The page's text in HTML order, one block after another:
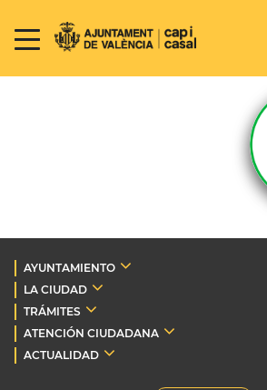
AYUNTAMIENTO
LA CIUDAD
TRÁMITES
ATENCIÓN CIUDADANA
ACTUALIDAD